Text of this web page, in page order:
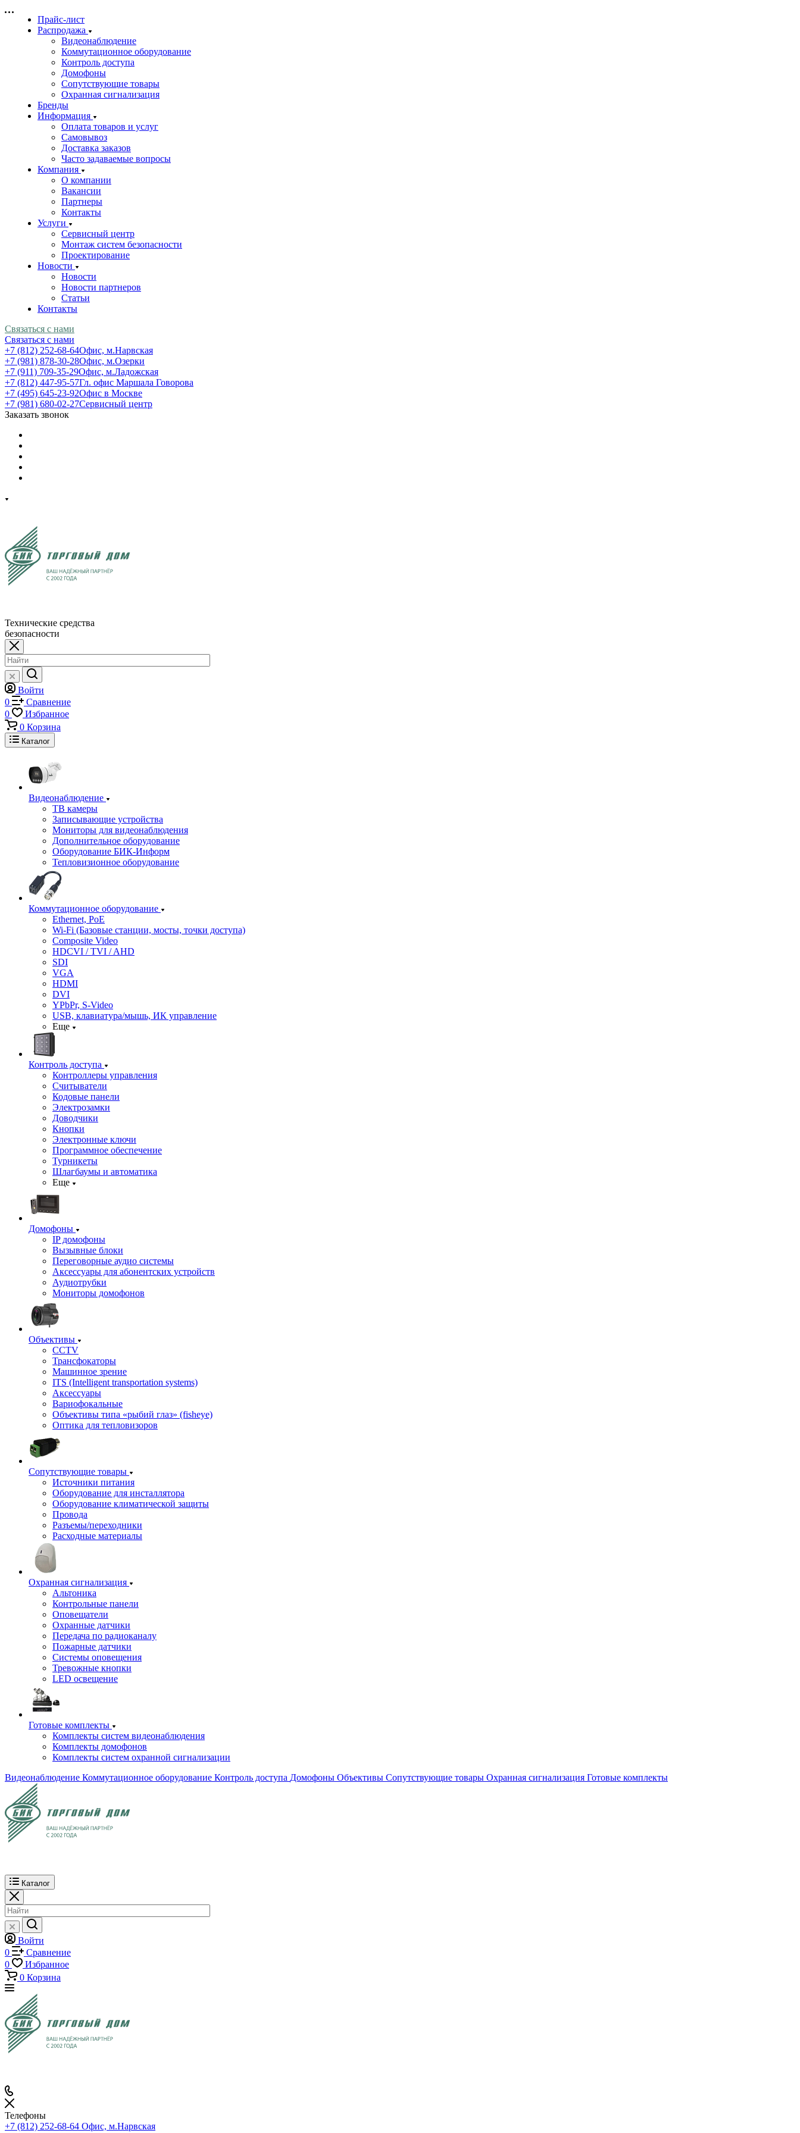
Прайс-лист
Распродажа
Видеонаблюдение
Коммутационное оборудование
Контроль доступа
Домофоны
Сопутствующие товары
Охранная сигнализация
Бренды
Информация
Оплата товаров и услуг
Самовывоз
Доставка заказов
Часто задаваемые вопросы
Компания
О компании
Вакансии
Партнеры
Контакты
Услуги
Сервисный центр
Монтаж систем безопасности
Проектирование
Новости
Новости
Новости партнеров
Статьи
Контакты
Связаться с нами
Связаться с нами
+7 (812) 252-68-64Офис, м.Нарвская
+7 (981) 878-30-28Офис, м.Озерки
+7 (911) 709-35-29Офис, м.Ладожская
+7 (812) 447-95-57Гл. офис Маршала Говорова
+7 (495) 645-23-92Офис в Москве
+7 (981) 680-02-27Сервисный центр
Заказать звонок
Технические средства
безопасности
Войти
0
Сравнение
0
Избранное
0 Корзина
Каталог
Видеонаблюдение
ТВ камеры
Записывающие устройства
Мониторы для видеонаблюдения
Дополнительное оборудование
Оборудование БИК-Информ
Тепловизионное оборудование
Коммутационное оборудование
Ethernet, PoE
Wi-Fi (Базовые станции, мосты, точки доступа)
Composite Video
HDCVI / TVI / AHD
SDI
VGA
HDMI
DVI
YPbPr, S-Video
USB, клавиатура/мышь, ИК управление
Еще
Контроль доступа
Контроллеры управления
Считыватели
Кодовые панели
Электрозамки
Доводчики
Кнопки
Электронные ключи
Программное обеспечение
Турникеты
Шлагбаумы и автоматика
Еще
Домофоны
IP домофоны
Вызывные блоки
Переговорные аудио системы
Аксессуары для абонентских устройств
Аудиотрубки
Мониторы домофонов
Объективы
CCTV
Трансфокаторы
Машинное зрение
ITS (Intelligent transportation systems)
Аксессуары
Вариофокальные
Объективы типа «рыбий глаз» (fisheye)
Оптика для тепловизоров
Сопутствующие товары
Источники питания
Оборудование для инсталлятора
Оборудование климатической защиты
Провода
Разъемы/переходники
Расходные материалы
Охранная сигнализация
Альтоника
Контрольные панели
Оповещатели
Охранные датчики
Передача по радиоканалу
Пожарные датчики
Системы оповещения
Тревожные кнопки
LED освещение
Готовые комплекты
Комплекты систем видеонаблюдения
Комплекты домофонов
Комплекты систем охранной сигнализации
Видеонаблюдение Коммутационное оборудование Контроль доступа Домофоны Объективы Сопутствующие товары Охранная сигнализация Готовые комплекты
Каталог
Войти
0
Сравнение
0
Избранное
0 Корзина
Телефоны
+7 (812) 252-68-64 Офис, м.Нарвская